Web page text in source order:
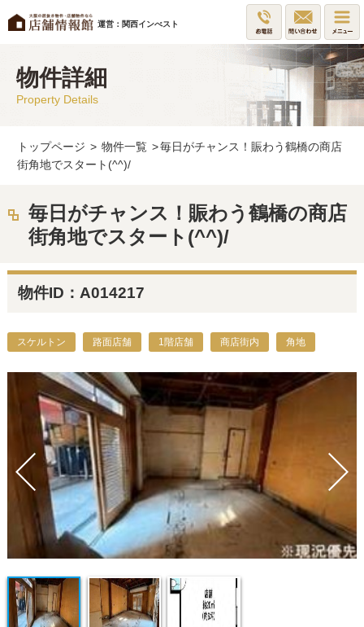
運営：関西インべスト
物件詳細
Property Details
トップページ > 物件一覧 >毎日がチャンス！賑わう鶴橋の商店
街角地でスタート(^^)/
毎日がチャンス！賑わう鶴橋の商店
街角地でスタート(^^)/
物件ID：A014217
スケルトン 路面店舗 1階店舗 商店街内 角地